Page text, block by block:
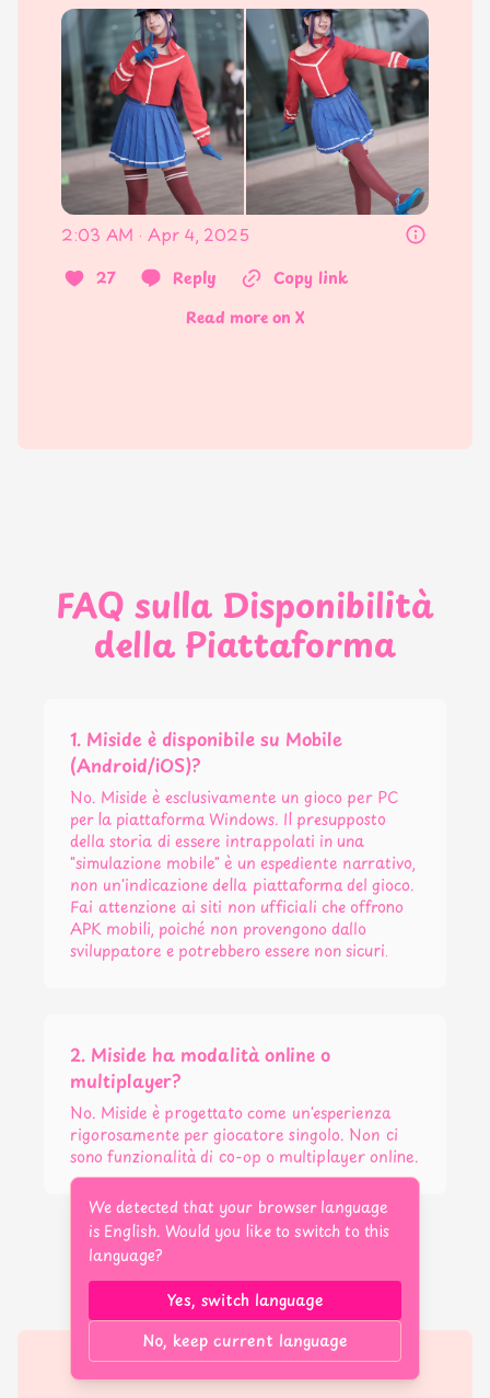
2:03 AM · Apr 4, 2025
27 Reply
Copy link
Read more on X
FAQ sulla Disponibilità
della Piattaforma
1. Miside è disponibile su Mobile
(Android/iOS)?
No. Miside è esclusivamente un gioco per PC
per la piattaforma Windows. Il presupposto
della storia di essere intrappolati in una
"simulazione mobile" è un espediente narrativo,
non un'indicazione della piattaforma del gioco.
Fai attenzione ai siti non ufficiali che offrono
APK mobili, poiché non provengono dallo
sviluppatore e potrebbero essere non sicuri.
2. Miside ha modalità online o
multiplayer?
No. Miside è progettato come un'esperienza
rigorosamente per giocatore singolo. Non ci
sono funzionalità di co-op o multiplayer online.
We detected that your browser language
is English. Would you like to switch to this
language?
Yes, switch language
No, keep current language